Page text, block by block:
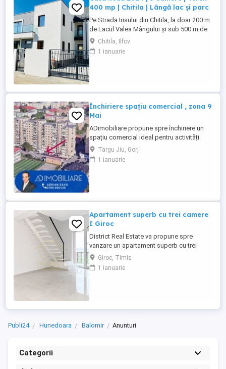
400 mp | Chitila | Lângă lac și parc
Pe Strada Irisului din Chitila, la doar 200 m
de Lacul Valea Mângului și sub 500 m de
pădure, se află o casă construită în 2024,
gândită pentru cine vrea liniște fără să
renunțe la apropierea de București, pe
Chitila, Ilfov
1 ianuarie
Închiriere spațiu comercial , zona 9
Mai
ADimobiliare propune spre închiriere un
spațiu comercial ideal pentru activități
comericale birouri în suprafață de 33 mp ,
situat pe strada Aleea Plopilor . Destinație
juridică: Spațiu comercial Suprafață: 33
Targu Jiu, Gorj
1 ianuarie
Apartament superb cu trei camere
I Giroc
District Real Estate va propune spre
vanzare un apartament superb cu trei
camere si finisaje premium situat in Giroc,
avand in proximitate statie de transport in
comun si numeroase centre comerciale
Giroc, Timis
1 ianuarie
Publi24 Hunedoara Balomir Anunturi
Categorii